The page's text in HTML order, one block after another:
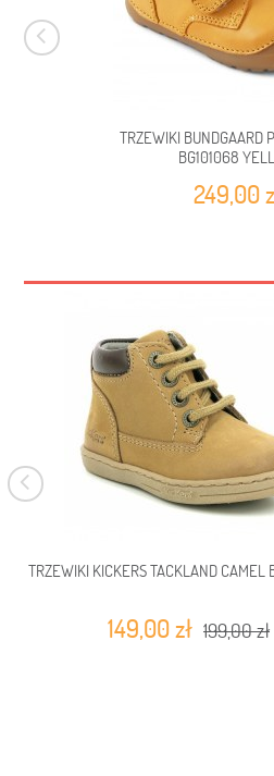
TRZEWIKI BUNDGAARD
BG101068
249,00
TRZEWIKI KICKERS TACKLAND CAMEL
149,00 zł 199,00 zł